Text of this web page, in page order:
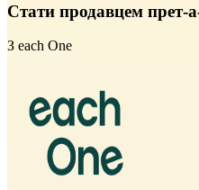
Стати продавцем прет-
З each One